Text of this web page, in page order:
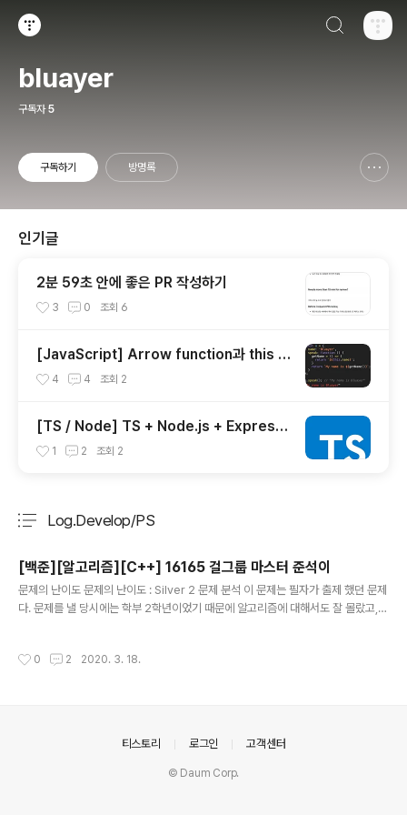
bluayer
구독자 5
구독하기 방명록
인기글
2분 59초 안에 좋은 PR 작성하기
3 0 조회 6
[JavaScript] Arrow function과 this 키
워드4 4 조회 2
[TS / Node] TS + Node.js + Express
+ Babel(option) + eslint로 개발환경 세
1 2 조회 2
Log.Develop/PS
[백준][알고리즘][C++] 16165 걸그룹 마스터 준석이
문제의 난이도 문제의 난이도 : Silver 2 문제 분석 이 문제는 필자가 출제 했던 문제
다. 문제를 낼 당시에는 학부 2학년이었기 때문에 알고리즘에 대해서도 잘 몰랐고,
으로 저장할 것인가? 출력을 위해서 어떤 형식이 좋은 저장 방식 일까? 즉, 두 질문
더 편리하다는 것을 깨달았다..
0 2 2020. 3. 18.
티스토리 로그인 고객센터
© Daum Corp.